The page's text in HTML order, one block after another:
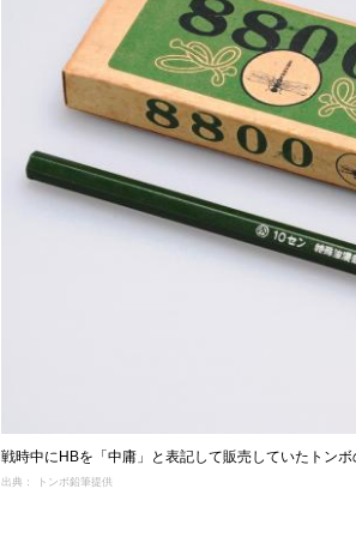
戦時中にHBを「中庸」と表記して販売していたトンボ
出典： トンボ鉛筆提供